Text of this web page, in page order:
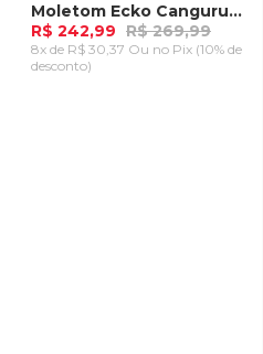
-10%Moletom Ecko Canguru Aberto Cinza Mescla
R$ 242,99 R$ 269,99
8x de R$ 30,37 Ou no Pix (10% de
desconto)